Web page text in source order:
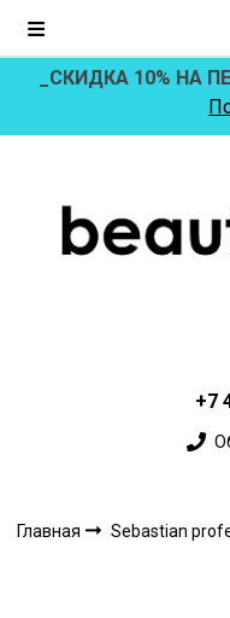
_СКИДКА 10% НА
+7
Главная Sebastian